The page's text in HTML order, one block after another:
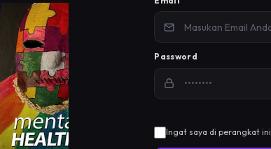
Password
Ingat saya di perangkat ini